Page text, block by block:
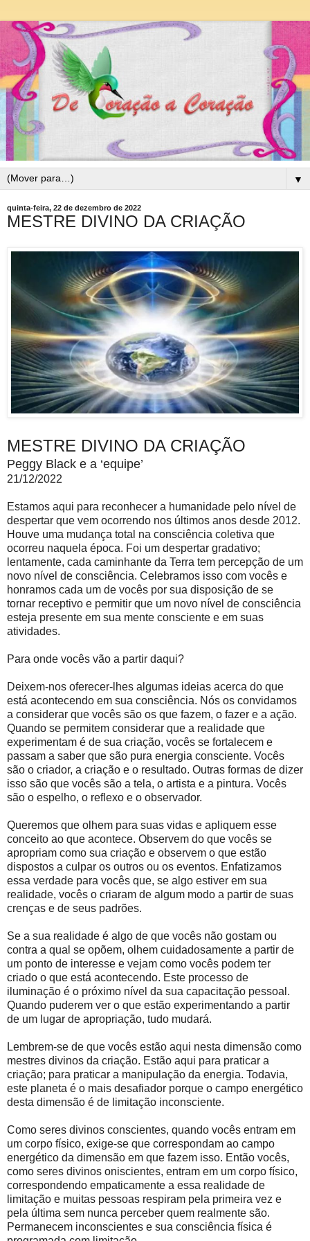
▼
quinta-feira, 22 de dezembro de 2022
MESTRE DIVINO DA CRIAÇÃO
MESTRE DIVINO DA CRIAÇÃO
Peggy Black e a ‘equipe’
21/12/2022
Estamos aqui para reconhecer a humanidade pelo nível de
despertar que vem ocorrendo nos últimos anos desde 2012.
Houve uma mudança total na consciência coletiva que
ocorreu naquela época. Foi um despertar gradativo;
lentamente, cada caminhante da Terra tem percepção de um
novo nível de consciência. Celebramos isso com vocês e
honramos cada um de vocês por sua disposição de se
tornar receptivo e permitir que um novo nível de consciência
esteja presente em sua mente consciente e em suas
atividades.
Para onde vocês vão a partir daqui?
Deixem-nos oferecer-lhes algumas ideias acerca do que
está acontecendo em sua consciência. Nós os convidamos
a considerar que vocês são os que fazem, o fazer e a ação.
Quando se permitem considerar que a realidade que
experimentam é de sua criação, vocês se fortalecem e
passam a saber que são pura energia consciente. Vocês
são o criador, a criação e o resultado. Outras formas de dizer
isso são que vocês são a tela, o artista e a pintura. Vocês
são o espelho, o reflexo e o observador.
Queremos que olhem para suas vidas e apliquem esse
conceito ao que acontece. Observem do que vocês se
apropriam como sua criação e observem o que estão
dispostos a culpar os outros ou os eventos. Enfatizamos
essa verdade para vocês que, se algo estiver em sua
realidade, vocês o criaram de algum modo a partir de suas
crenças e de seus padrões.
Se a sua realidade é algo de que vocês não gostam ou
contra a qual se opõem, olhem cuidadosamente a partir de
um ponto de interesse e vejam como vocês podem ter
criado o que está acontecendo. Este processo de
iluminação é o próximo nível da sua capacitação pessoal.
Quando puderem ver o que estão experimentando a partir
de um lugar de apropriação, tudo mudará.
Lembrem-se de que vocês estão aqui nesta dimensão como
mestres divinos da criação. Estão aqui para praticar a
criação; para praticar a manipulação da energia. Todavia,
este planeta é o mais desafiador porque o campo energético
desta dimensão é de limitação inconsciente.
Como seres divinos conscientes, quando vocês entram em
um corpo físico, exige-se que correspondam ao campo
energético da dimensão em que fazem isso. Então vocês,
como seres divinos oniscientes, entram em um corpo físico,
correspondendo empaticamente a essa realidade de
limitação e muitas pessoas respiram pela primeira vez e
pela última sem nunca perceber quem realmente são.
Permanecem inconscientes e sua consciência física é